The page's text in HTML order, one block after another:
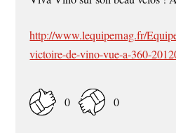
http://www.lequipemag.fr/
victoire-de-vino-vue-a-360-
0 0